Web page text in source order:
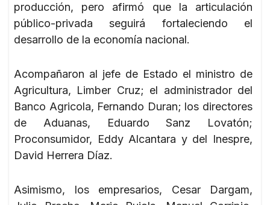
producción, pero afirmó que la articulación
público-privada seguirá fortaleciendo el
desarrollo de la economía nacional.
Acompañaron al jefe de Estado el ministro de
Agricultura, Limber Cruz; el administrador del
Banco Agricola, Fernando Duran; los directores
de Aduanas, Eduardo Sanz Lovatón;
Proconsumidor, Eddy Alcantara y del Inespre,
David Herrera Díaz.
Asimismo, los empresarios, Cesar Dargam,